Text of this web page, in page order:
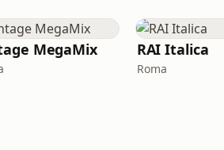
MegaMix RAI Italica
Roma